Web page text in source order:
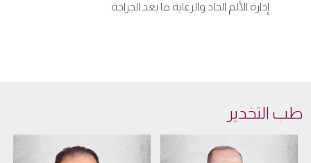
إدارة الألم الحاد والرعاية ما بعد الجراحة
طب التخدير